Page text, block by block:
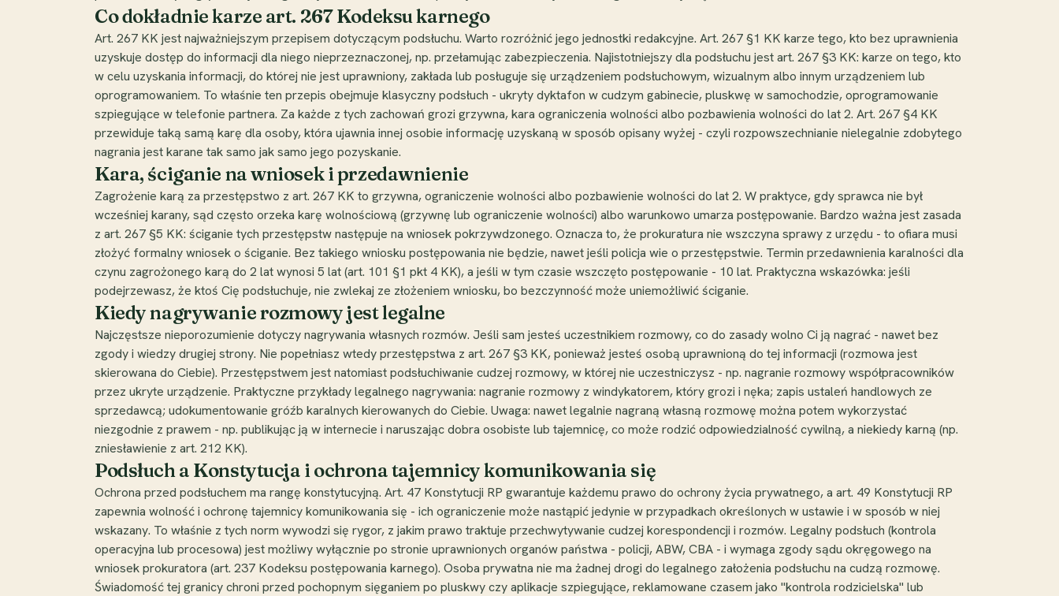
Co dokładnie karze art. 267 Kodeksu karnego
Art. 267 KK jest najważniejszym przepisem dotyczącym podsłuchu. Warto rozróżnić jego jednostki redakcyjne. Art. 267 §1 KK karze tego, kto bez uprawnienia
uzyskuje dostęp do informacji dla niego nieprzeznaczonej, np. przełamując zabezpieczenia. Najistotniejszy dla podsłuchu jest art. 267 §3 KK: karze on tego, kto
w celu uzyskania informacji, do której nie jest uprawniony, zakłada lub posługuje się urządzeniem podsłuchowym, wizualnym albo innym urządzeniem lub
oprogramowaniem. To właśnie ten przepis obejmuje klasyczny podsłuch - ukryty dyktafon w cudzym gabinecie, pluskwę w samochodzie, oprogramowanie
szpiegujące w telefonie partnera. Za każde z tych zachowań grozi grzywna, kara ograniczenia wolności albo pozbawienia wolności do lat 2. Art. 267 §4 KK
przewiduje taką samą karę dla osoby, która ujawnia innej osobie informację uzyskaną w sposób opisany wyżej - czyli rozpowszechnianie nielegalnie zdobytego
nagrania jest karane tak samo jak samo jego pozyskanie.
Kara, ściganie na wniosek i przedawnienie
Zagrożenie karą za przestępstwo z art. 267 KK to grzywna, ograniczenie wolności albo pozbawienie wolności do lat 2. W praktyce, gdy sprawca nie był
wcześniej karany, sąd często orzeka karę wolnościową (grzywnę lub ograniczenie wolności) albo warunkowo umarza postępowanie. Bardzo ważna jest zasada
z art. 267 §5 KK: ściganie tych przestępstw następuje na wniosek pokrzywdzonego. Oznacza to, że prokuratura nie wszczyna sprawy z urzędu - to ofiara musi
złożyć formalny wniosek o ściganie. Bez takiego wniosku postępowania nie będzie, nawet jeśli policja wie o przestępstwie. Termin przedawnienia karalności dla
czynu zagrożonego karą do 2 lat wynosi 5 lat (art. 101 §1 pkt 4 KK), a jeśli w tym czasie wszczęto postępowanie - 10 lat. Praktyczna wskazówka: jeśli
podejrzewasz, że ktoś Cię podsłuchuje, nie zwlekaj ze złożeniem wniosku, bo bezczynność może uniemożliwić ściganie.
Kiedy nagrywanie rozmowy jest legalne
Najczęstsze nieporozumienie dotyczy nagrywania własnych rozmów. Jeśli sam jesteś uczestnikiem rozmowy, co do zasady wolno Ci ją nagrać - nawet bez
zgody i wiedzy drugiej strony. Nie popełniasz wtedy przestępstwa z art. 267 §3 KK, ponieważ jesteś osobą uprawnioną do tej informacji (rozmowa jest
skierowana do Ciebie). Przestępstwem jest natomiast podsłuchiwanie cudzej rozmowy, w której nie uczestniczysz - np. nagranie rozmowy współpracowników
przez ukryte urządzenie. Praktyczne przykłady legalnego nagrywania: nagranie rozmowy z windykatorem, który grozi i nęka; zapis ustaleń handlowych ze
sprzedawcą; udokumentowanie gróźb karalnych kierowanych do Ciebie. Uwaga: nawet legalnie nagraną własną rozmowę można potem wykorzystać
niezgodnie z prawem - np. publikując ją w internecie i naruszając dobra osobiste lub tajemnicę, co może rodzić odpowiedzialność cywilną, a niekiedy karną (np.
zniesławienie z art. 212 KK).
Podsłuch a Konstytucja i ochrona tajemnicy komunikowania się
Ochrona przed podsłuchem ma rangę konstytucyjną. Art. 47 Konstytucji RP gwarantuje każdemu prawo do ochrony życia prywatnego, a art. 49 Konstytucji RP
zapewnia wolność i ochronę tajemnicy komunikowania się - ich ograniczenie może nastąpić jedynie w przypadkach określonych w ustawie i w sposób w niej
wskazany. To właśnie z tych norm wywodzi się rygor, z jakim prawo traktuje przechwytywanie cudzej korespondencji i rozmów. Legalny podsłuch (kontrola
operacyjna lub procesowa) jest możliwy wyłącznie po stronie uprawnionych organów państwa - policji, ABW, CBA - i wymaga zgody sądu okręgowego na
wniosek prokuratora (art. 237 Kodeksu postępowania karnego). Osoba prywatna nie ma żadnej drogi do legalnego założenia podsłuchu na cudzą rozmowę.
Świadomość tej granicy chroni przed pochopnym sięganiem po pluskwy czy aplikacje szpiegujące, reklamowane czasem jako "kontrola rodzicielska" lub